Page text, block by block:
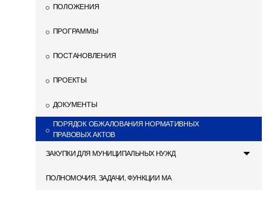
ПОЛОЖЕНИЯ
ПРОГРАММЫ
ПОСТАНОВЛЕНИЯ
ПРОЕКТЫ
ДОКУМЕНТЫ
ПОРЯДОК ОБЖАЛОВАНИЯ НОРМАТИВНЫХ
ПРАВОВЫХ АКТОВ
ЗАКУПКИ ДЛЯ МУНИЦИПАЛЬНЫХ НУЖД
ПОЛНОМОЧИЯ, ЗАДАЧИ, ФУНКЦИИ МА